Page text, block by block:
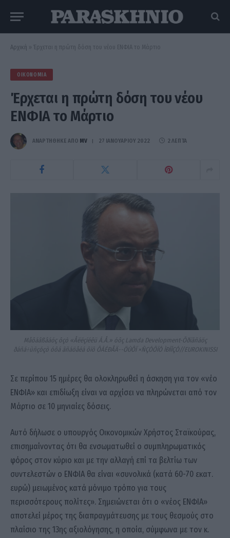
Αρχική » Έρχεται η πρώτη δόση του νέου ΕΝΦΙΑ το Μάρτιο
ΟΙΚΟΝΟΜΊΑ
Έρχεται η πρώτη δόση του νέου
ΕΝΦΙΑ το Μάρτιο
ΑΝΑΡΤΗΘΗΚΕ ΑΠΟ MV 27 ΙΑΝΟΥΑΡΊΟΥ 2022 2 ΛΕΠΤΆ
Måôáâßâáóç ôçò «Åëëçíéêü Á.Å.» óôç Lamda Development-Õðïãñáöç
ðáñá÷ùñçóçò óôá ãñáöåéá ôïõ ÔÁÉÐÅÄ--ÖÙÔÏ ×ÑÇÓÔÏÓ ÌÐÏÍÇÓ//EUROKINISSI
Σε περίπου 15 ημέρες θα ολοκληρωθεί η άσκηση για τον «νέο
ΕΝΦΙΑ» και επιδίωξη είναι να αρχίσει να πληρώνεται από τον
Μάρτιο σε 10 μηνιαίες δόσεις.
Αυτό δήλωσε ο υπουργός Οικονομικών Χρήστος Σταϊκούρας,
επισημαίνοντας ότι θα ενσωματωθεί ο συμπληρωματικός
φόρος στον κύριο και με την αλλαγή επί τα βελτίω των
συντελεστών ο ΕΝΦΙΑ θα είναι «συνολικά (κατά 60-70 εκατ.
ευρώ) μειωμένος κατά μόνιμο τρόπο για τους
περισσότερους πολίτες». Σημειώνεται ότι ο «νέος ΕΝΦΙΑ»
αποτελεί μέρος της διαπραγμάτευσης με τους θεσμούς στο
πλαίσιο της 13ης αξιολόγησης, η οποία, σύμφωνα με τον κ.